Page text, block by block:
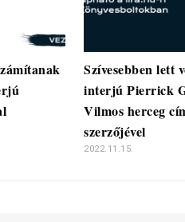
Szívesebben lett
interjú Pierrick
Vilmos herceg
szerzőjével
2022.11.15.